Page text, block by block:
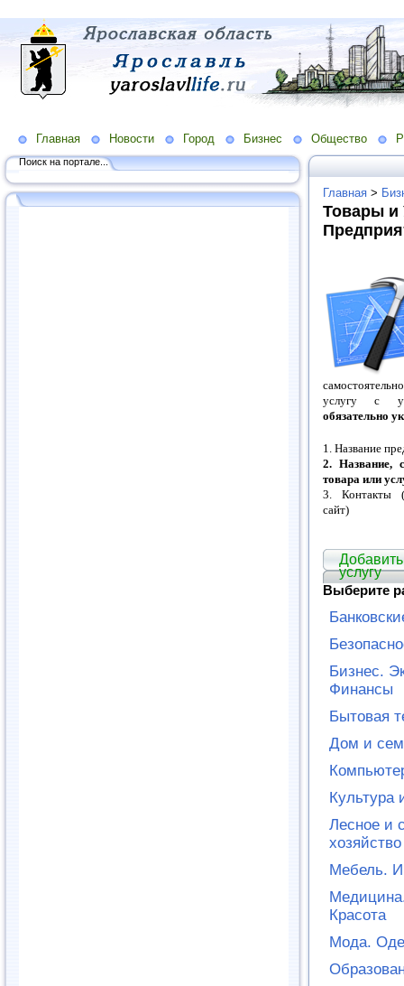
Главная Новости Город Бизнес Общество
Поиск на портале...
Главная >
Товары и
услугу с
обязательно
1. Название
2. Название,
товара или
3. Контакты
сайт)
услугу
Выберите
Бизнес.
Финансы
Бытовая
Дом и
Культура
Лесное и
хозяйство
Мебель.
Красота
Мода.